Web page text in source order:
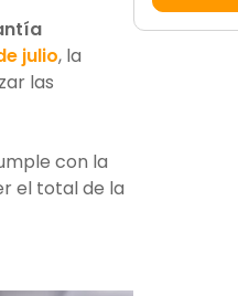
julio, la
las
con la
el total de la